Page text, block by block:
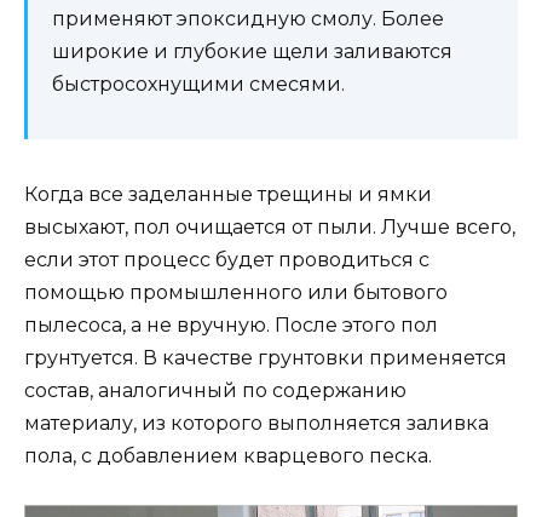
применяют эпоксидную смолу. Более
широкие и глубокие щели заливаются
быстросохнущими смесями.
Когда все заделанные трещины и ямки
высыхают, пол очищается от пыли. Лучше всего,
если этот процесс будет проводиться с
помощью промышленного или бытового
пылесоса, а не вручную. После этого пол
грунтуется. В качестве грунтовки применяется
состав, аналогичный по содержанию
материалу, из которого выполняется заливка
пола, с добавлением кварцевого песка.